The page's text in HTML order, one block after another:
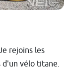
rejoins les
d'un vélo titane.